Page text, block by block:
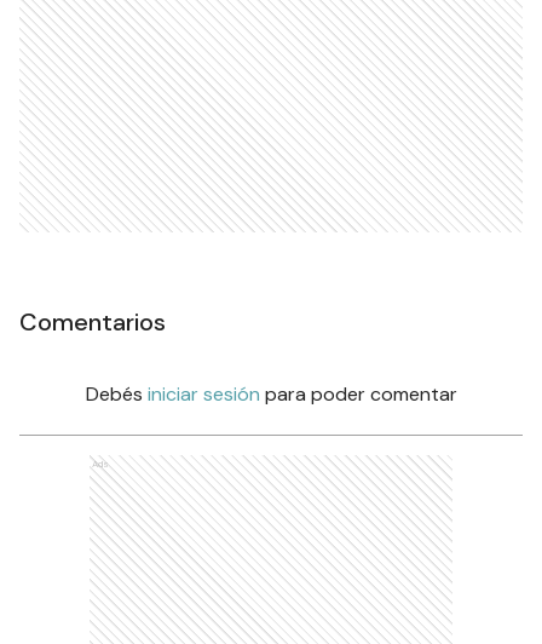
Comentarios
Debés iniciar sesión para poder comentar
Ads